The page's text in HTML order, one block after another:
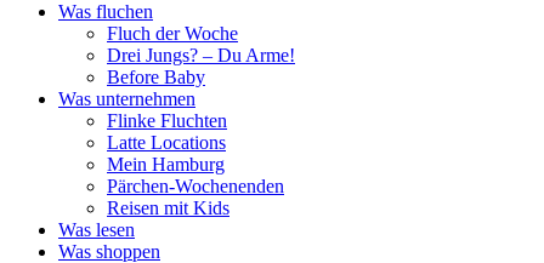
Was fluchen
Fluch der Woche
Drei Jungs? – Du Arme!
Before Baby
Was unternehmen
Flinke Fluchten
Latte Locations
Mein Hamburg
Pärchen-Wochenenden
Reisen mit Kids
Was lesen
Was shoppen